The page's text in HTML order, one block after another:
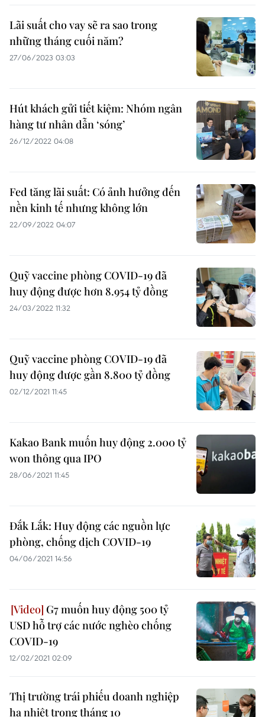
Lãi suất cho vay sẽ ra sao trong
những tháng cuối năm?
27/06/2023 03:03
Hút khách gửi tiết kiệm: Nhóm ngân
hàng tư nhân dẫn ‘sóng’
26/12/2022 04:08
Fed tăng lãi suất: Có ảnh hưởng đến
nền kinh tế nhưng không lớn
22/09/2022 04:07
Quỹ vaccine phòng COVID-19 đã
huy động được hơn 8.954 tỷ đồng
24/03/2022 11:32
Quỹ vaccine phòng COVID-19 đã
huy động được gần 8.800 tỷ đồng
02/12/2021 11:45
Kakao Bank muốn huy động 2.000 tỷ
won thông qua IPO
28/06/2021 11:45
Đắk Lắk: Huy động các nguồn lực
phòng, chống dịch COVID-19
04/06/2021 14:56
G7 muốn huy động 500 tỷ
USD hỗ trợ các nước nghèo chống
COVID-19
12/02/2021 02:09
Thị trường trái phiếu doanh nghiệp
hạ nhiệt trong tháng 10